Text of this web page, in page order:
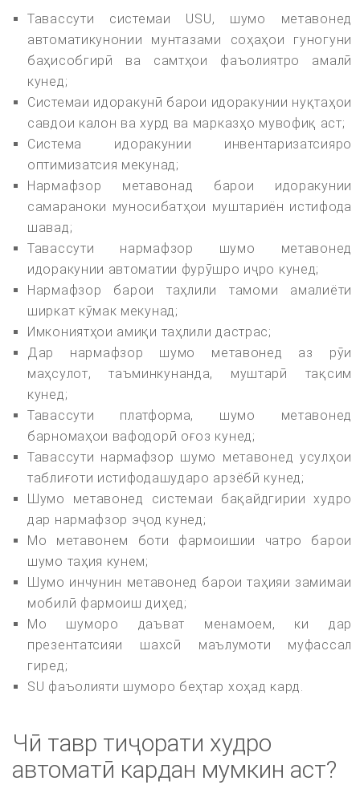
Тавассути системаи USU, шумо метавонед
автоматикунонии мунтазами соҳаҳои гуногуни
баҳисобгирӣ ва самтҳои фаъолиятро амалӣ
кунед;
Системаи идоракунӣ барои идоракунии нуқтаҳои
савдои калон ва хурд ва марказҳо мувофиқ аст;
Система идоракунии инвентаризатсияро
оптимизатсия мекунад;
Нармафзор метавонад барои идоракунии
самараноки муносибатҳои муштариён истифода
шавад;
Тавассути нармафзор шумо метавонед
идоракунии автоматии фурӯшро иҷро кунед;
Нармафзор барои таҳлили тамоми амалиёти
ширкат кӯмак мекунад;
Имкониятҳои амиқи таҳлили дастрас;
Дар нармафзор шумо метавонед аз рӯи
маҳсулот, таъминкунанда, муштарӣ тақсим
кунед;
Тавассути платформа, шумо метавонед
барномаҳои вафодорӣ оғоз кунед;
Тавассути нармафзор шумо метавонед усулҳои
таблиғоти истифодашударо арзёбӣ кунед;
Шумо метавонед системаи бақайдгирии худро
дар нармафзор эҷод кунед;
Мо метавонем боти фармоишии чатро барои
шумо таҳия кунем;
Шумо инчунин метавонед барои таҳияи замимаи
мобилӣ фармоиш диҳед;
Мо шуморо даъват менамоем, ки дар
презентатсияи шахсӣ маълумоти муфассал
гиред;
SU фаъолияти шуморо беҳтар хоҳад кард.
Чӣ тавр тиҷорати худро
автоматӣ кардан мумкин аст?